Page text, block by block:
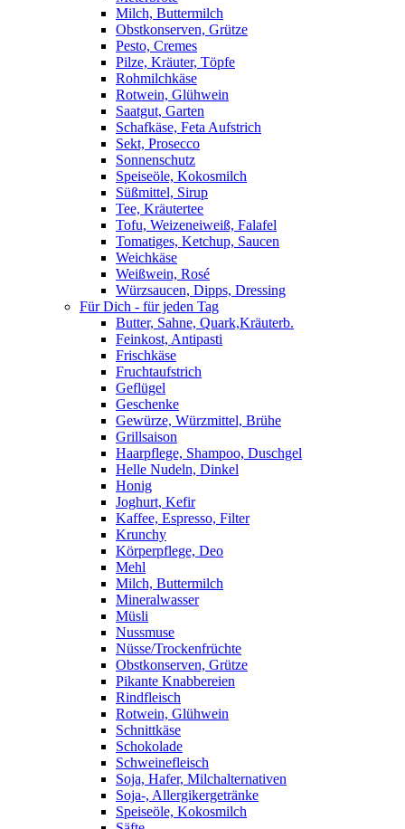
Milch, Buttermilch
Obstkonserven, Grütze
Pesto, Cremes
Pilze, Kräuter, Töpfe
Rohmilchkäse
Rotwein, Glühwein
Saatgut, Garten
Schafkäse, Feta Aufstrich
Sekt, Prosecco
Sonnenschutz
Speiseöle, Kokosmilch
Süßmittel, Sirup
Tee, Kräutertee
Tofu, Weizeneiweiß, Falafel
Tomatiges, Ketchup, Saucen
Weichkäse
Weißwein, Rosé
Würzsaucen, Dipps, Dressing
Für Dich - für jeden Tag
Butter, Sahne, Quark,Kräuterb.
Feinkost, Antipasti
Frischkäse
Fruchtaufstrich
Geflügel
Geschenke
Gewürze, Würzmittel, Brühe
Grillsaison
Haarpflege, Shampoo, Duschgel
Helle Nudeln, Dinkel
Honig
Joghurt, Kefir
Kaffee, Espresso, Filter
Krunchy
Körperpflege, Deo
Mehl
Milch, Buttermilch
Mineralwasser
Müsli
Nussmuse
Nüsse/Trockenfrüchte
Obstkonserven, Grütze
Pikante Knabbereien
Rindfleisch
Rotwein, Glühwein
Schnittkäse
Schokolade
Schweinefleisch
Soja, Hafer, Milchalternativen
Soja-, Allergikergetränke
Speiseöle, Kokosmilch